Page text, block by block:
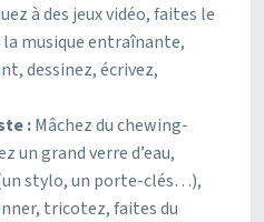
à des jeux vidéo, faites le
musique entraînante,
dessinez, écrivez,
:Mâchez du chewing-
un grand verre d’eau,
stylo, un porte-clés…),
tricotez, faites du